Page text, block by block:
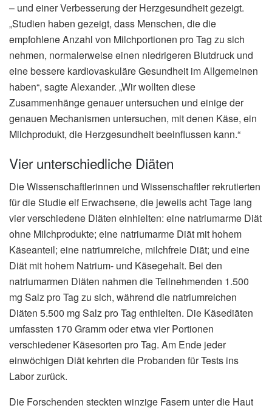
– und einer Verbesserung der Herzgesundheit gezeigt.
„Studien haben gezeigt, dass Menschen, die die
empfohlene Anzahl von Milchportionen pro Tag zu sich
nehmen, normalerweise einen niedrigeren Blutdruck und
eine bessere kardiovaskuläre Gesundheit im Allgemeinen
haben“, sagte Alexander. „Wir wollten diese
Zusammenhänge genauer untersuchen und einige der
genauen Mechanismen untersuchen, mit denen Käse, ein
Milchprodukt, die Herzgesundheit beeinflussen kann.“
Vier unterschiedliche Diäten
Die Wissenschaftlerinnen und Wissenschaftler rekrutierten
für die Studie elf Erwachsene, die jeweils acht Tage lang
vier verschiedene Diäten einhielten: eine natriumarme Diät
ohne Milchprodukte; eine natriumarme Diät mit hohem
Käseanteil; eine natriumreiche, milchfreie Diät; und eine
Diät mit hohem Natrium- und Käsegehalt. Bei den
natriumarmen Diäten nahmen die Teilnehmenden 1.500
mg Salz pro Tag zu sich, während die natriumreichen
Diäten 5.500 mg Salz pro Tag enthielten. Die Käsediäten
umfassten 170 Gramm oder etwa vier Portionen
verschiedener Käsesorten pro Tag. Am Ende jeder
einwöchigen Diät kehrten die Probanden für Tests ins
Labor zurück.
Die Forschenden steckten winzige Fasern unter die Haut